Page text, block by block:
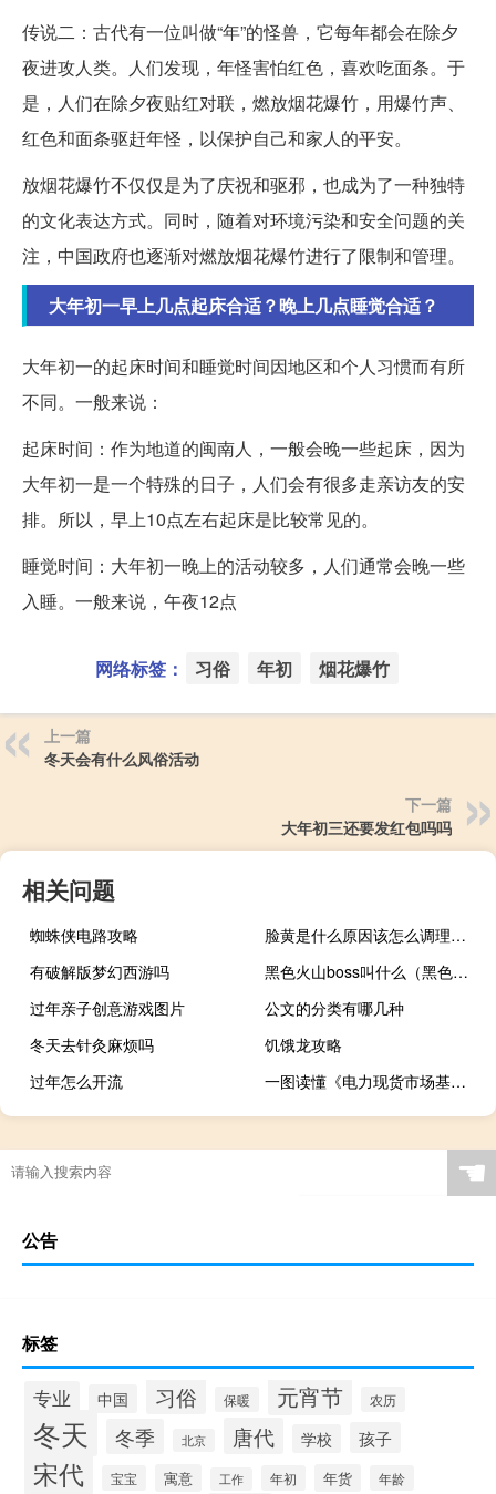
传说二：古代有一位叫做“年”的怪兽，它每年都会在除夕
夜进攻人类。人们发现，年怪害怕红色，喜欢吃面条。于
是，人们在除夕夜贴红对联，燃放烟花爆竹，用爆竹声、
红色和面条驱赶年怪，以保护自己和家人的平安。
放烟花爆竹不仅仅是为了庆祝和驱邪，也成为了一种独特
的文化表达方式。同时，随着对环境污染和安全问题的关
注，中国政府也逐渐对燃放烟花爆竹进行了限制和管理。
大年初一早上几点起床合适？晚上几点睡觉合适？
大年初一的起床时间和睡觉时间因地区和个人习惯而有所
不同。一般来说：
起床时间：作为地道的闽南人，一般会晚一些起床，因为
大年初一是一个特殊的日子，人们会有很多走亲访友的安
排。所以，早上10点左右起床是比较常见的。
睡觉时间：大年初一晚上的活动较多，人们通常会晚一些
入睡。一般来说，午夜12点
网络标签： 习俗 年初 烟花爆竹
上一篇
冬天会有什么风俗活动
下一篇
大年初三还要发红包吗吗
相关问题
蜘蛛侠电路攻略
脸黄是什么原因该怎么调理呢（脸黄是什么原因该怎么调理）
有破解版梦幻西游吗
黑色火山boss叫什么（黑色火山boss）
过年亲子创意游戏图片
公文的分类有哪几种
冬天去针灸麻烦吗
饥饿龙攻略
过年怎么开流
一图读懂《电力现货市场基本规则（试行）》（国家发改委）
☚
公告
标签
专业 中国 习俗 保暖 元宵节 农历
冬天 冬季 北京 唐代 学校 孩子
宋代 宝宝 寓意 工作 年初 年货 年龄